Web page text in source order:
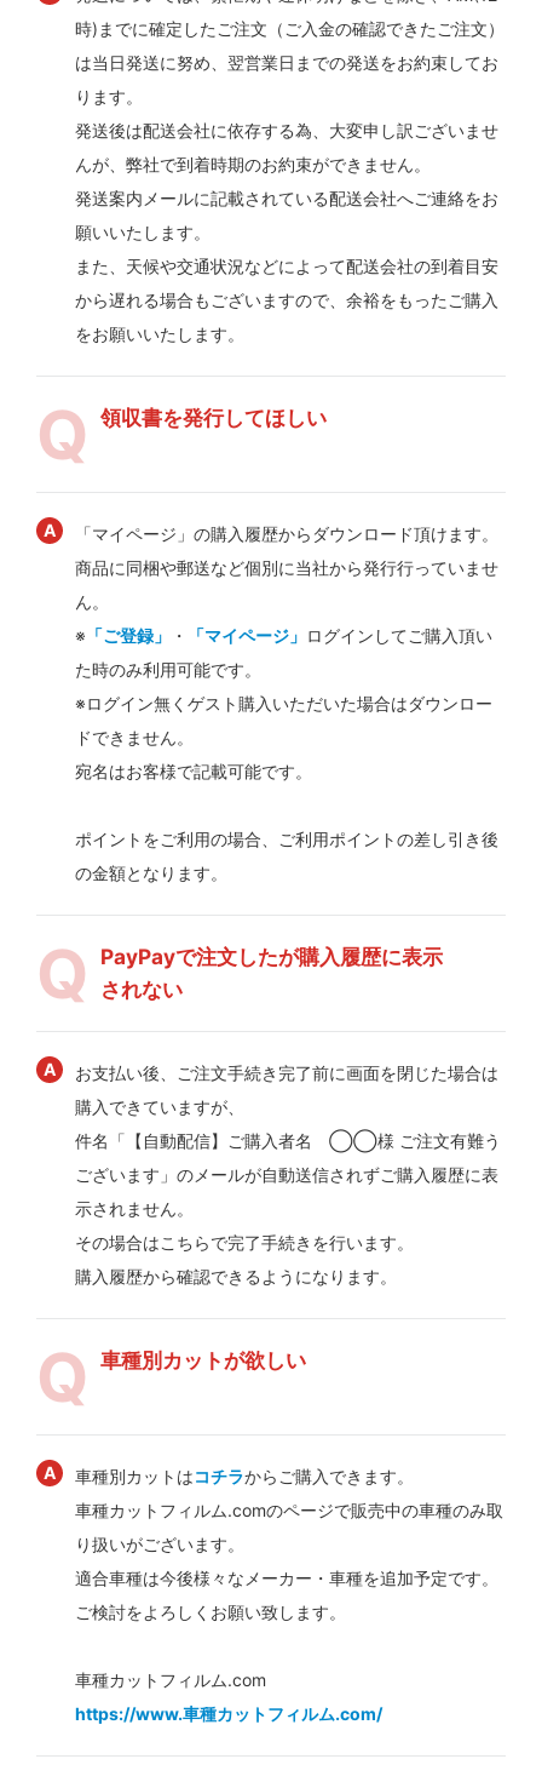
時)までに確定したご注文（ご入金の確認できたご注文）
は当日発送に努め、翌営業日までの発送をお約束してお
ります。
発送後は配送会社に依存する為、大変申し訳ございませ
んが、弊社で到着時期のお約束ができません。
発送案内メールに記載されている配送会社へご連絡をお
願いいたします。
また、天候や交通状況などによって配送会社の到着目安
から遅れる場合もございますので、余裕をもったご購入
をお願いいたします。
領収書を発行してほしい
「マイページ」の購入履歴からダウンロード頂けます。
商品に同梱や郵送など個別に当社から発行行っていませ
ん。
※ 「ご登録」 ・ 「マイページ」 ログインしてご購入頂い
た時のみ利用可能です。
※ログイン無くゲスト購入いただいた場合はダウンロー
ドできません。
宛名はお客様で記載可能です。
ポイントをご利用の場合、ご利用ポイントの差し引き後
の金額となります。
PayPayで注文したが購入履歴に表示
されない
お支払い後、ご注文手続き完了前に画面を閉じた場合は
購入できていますが、
件名「【自動配信】ご購入者名 ◯◯様 ご注文有難う
ございます」のメールが自動送信されずご購入履歴に表
示されません。
その場合はこちらで完了手続きを行います。
購入履歴から確認できるようになります。
車種別カットが欲しい
車種別カットはコチラからご購入できます。
車種カットフィルム.comのページで販売中の車種のみ取
り扱いがございます。
適合車種は今後様々なメーカー・車種を追加予定です。
ご検討をよろしくお願い致します。
車種カットフィルム.com
https://www.車種カットフィルム.com/